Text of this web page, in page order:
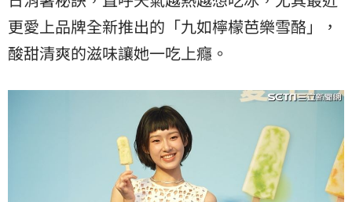
更愛上品牌全新推出的「九如檸檬芭樂雪酪」，
酸甜清爽的滋味讓她一吃上癮。